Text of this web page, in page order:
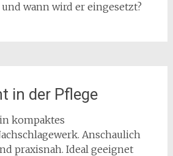
wann wird er eingesetzt?
in der Pflege
kompaktes
Anschaulich
praxisnah. Ideal geeignet